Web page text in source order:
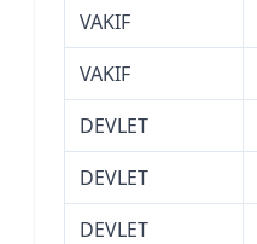
VAKIF
VAKIF
DEVLET
DEVLET
DEVLET